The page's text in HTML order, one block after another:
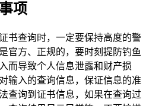
项
书查询时，一定要保持高度的警
官方、正规的，要时刻提防钓鱼
而导致个人信息泄露和财产损
输入的查询信息，保证信息的准
查询到证书信息，如果在查询过